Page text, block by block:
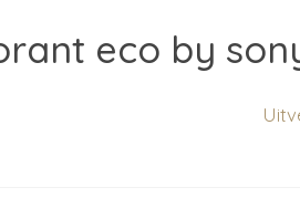
eco by